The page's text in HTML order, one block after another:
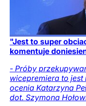
"Jest to super
komentuje
- Próby
wicepremiera to
ocenia Katarzyna
dot. Szymona